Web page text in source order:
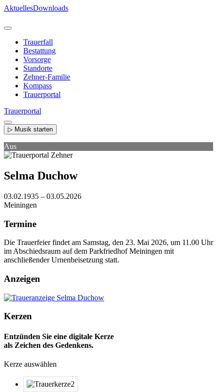
Direkt
Inhalt
AktuellesDownloads
Trauerfall
Bestattung
Vorsorge
Standorte
Zehner-Familie
Kompass
Trauerportal
Trauerportal
▷ Musik starten
Aus
Selma Duchow
03.02.1935 – 03.05.2026
Meiningen
Termine
Die Trauerfeier findet am Samstag, den 23. Mai 2026, um 11.00 Uhr
im Abschiedsraum auf dem Parkfriedhof Meiningen mit
anschließender Urnenbeisetzung statt.
Anzeigen
Kerzen
Entzünden Sie eine digitale Kerze
als Zeichen des Gedenkens.
Kerze auswählen